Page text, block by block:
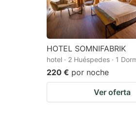
HOTEL SOMNIFABRIK
hotel · 2 Huéspedes · 1
220 € por noche
Ver oferta